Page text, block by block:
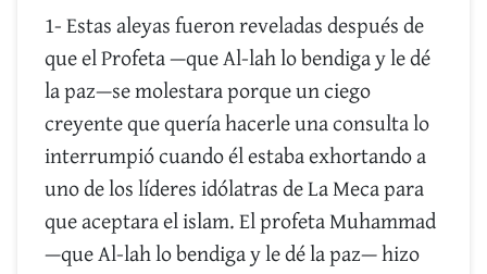
1- Estas aleyas fueron reveladas después de
que el Profeta —que Al-lah lo bendiga y le dé
la paz—se molestara porque un ciego
creyente que quería hacerle una consulta lo
interrumpió cuando él estaba exhortando a
uno de los líderes idólatras de La Meca para
que aceptara el islam. El profeta Muhammad
—que Al-lah lo bendiga y le dé la paz— hizo